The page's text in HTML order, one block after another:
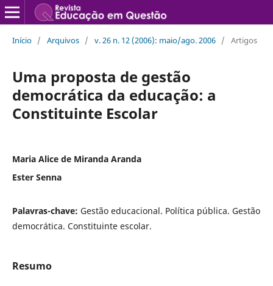
Início / Arquivos / v. 26 n. 12 (2006): maio/ago. 2006 / Artigos
Uma proposta de gestão
democrática da educação: a
Constituinte Escolar
Maria Alice de Miranda Aranda
Ester Senna
Palavras-chave: Gestão educacional. Política pública. Gestão
democrática. Constituinte escolar.
Resumo